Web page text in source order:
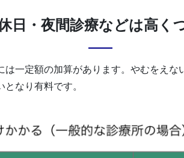
日・夜間診療などは高く
一定額の加算があります。やむをえ
なり有料です。